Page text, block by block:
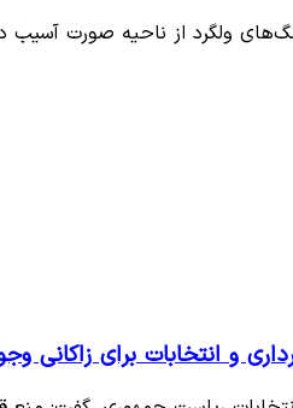
ولگرد از ناحیه صورت آسیب
و انتخابات برای زاکانی